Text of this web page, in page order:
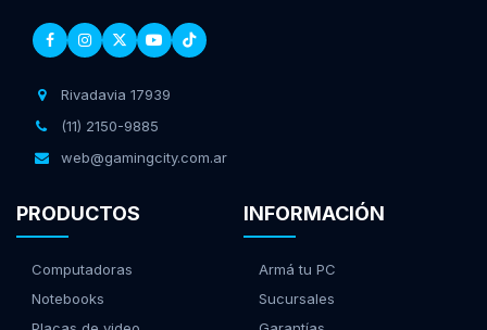
Rivadavia 17939
(11) 2150-9885
web@gamingcity.com.ar
PRODUCTOS
Computadoras
Notebooks
INFORMACIÓN
Armá tu PC
Sucursales